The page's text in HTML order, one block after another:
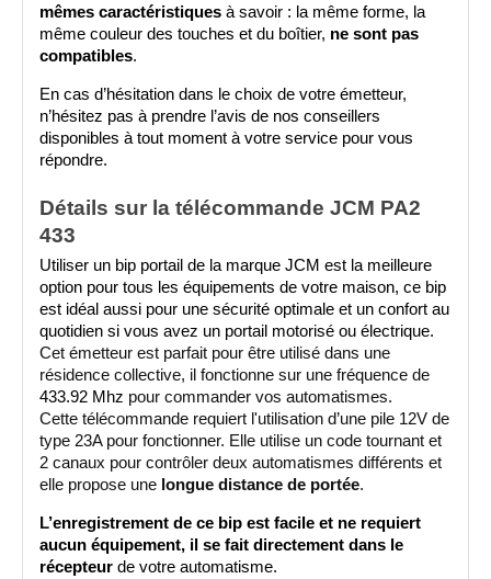
mêmes caractéristiques à savoir : la même forme, la
même couleur des touches et du boîtier, ne sont pas
compatibles.
En cas d’hésitation dans le choix de votre émetteur,
n’hésitez pas à prendre l’avis de nos conseillers
disponibles à tout moment à votre service pour vous
répondre.
Détails sur la télécommande JCM PA2
433
Utiliser un bip portail de la marque JCM est la meilleure
option pour tous les équipements de votre maison, ce bip
est idéal aussi pour une sécurité optimale et un confort au
Cet émetteur est parfait pour être utilisé dans une
résidence collective, il
433.92 Mhz pour commander vos automatismes.
Cette télécommande requiert l'utilisation d’une pile 12V de
type 23A pour fonctionner. Elle utilise un code tournant et
2 canaux pour contrôler deux automatismes différents et
elle propose une longue distance de portée.
L’enregistrement de ce bip est facile et ne requiert
aucun équipement, il se fait directement dans le
récepteur de votre automatisme.